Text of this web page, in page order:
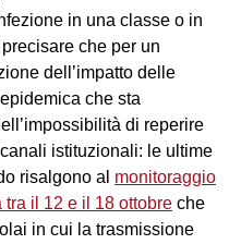
in una classe o in
che per un
dell’impatto delle
che sta
di reperire
istituzionali: le ultime
risalgono al monitoraggio
tra il 12 e il 18 ottobre che
in cui la trasmissione